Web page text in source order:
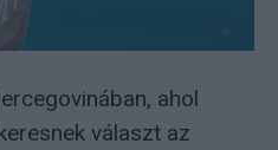
ahol
választ az